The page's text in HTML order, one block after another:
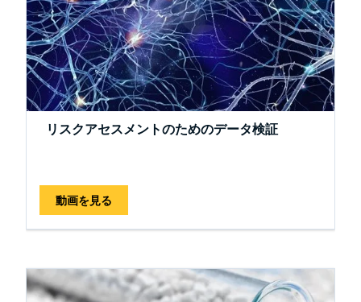
リスクアセスメントのためのデータ検証
動画を見る